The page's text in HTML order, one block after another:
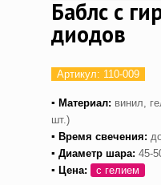
Баблс с
диодов
Артикул: 110-009
▪ Материал: винил,
шт.)
▪ Время свечения:
▪ Диаметр шара: 45-
▪ Цена:
с гелием